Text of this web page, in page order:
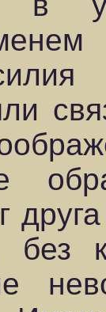
без